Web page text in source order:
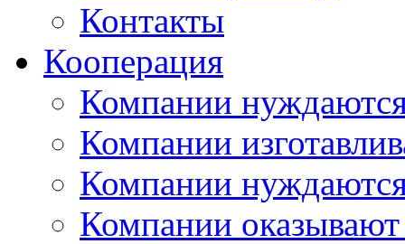
Контакты
Кооперация
Компании
Компании
Компании
Компании оказывают